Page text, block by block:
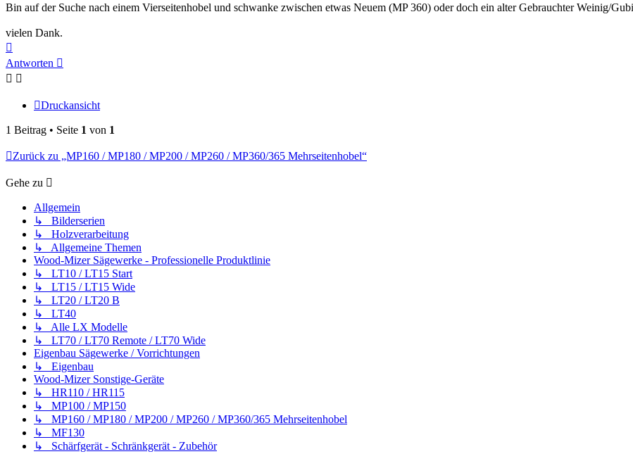
Bin auf der Suche nach einem Vierseitenhobel und schwanke zwischen etwas Neuem (MP 360) oder doch ein alter Gebrauchter Weinig/
vielen Dank.
oben
Antworten
Druckansicht
1 Beitrag • Seite 1 von 1
Zurück zu „MP160 / MP180 / MP200 / MP260 / MP360/365 Mehrseitenhobel“
Gehe zu
Allgemein
↳ Bilderserien
↳ Holzverarbeitung
↳ Allgemeine Themen
Wood-Mizer Sägewerke - Professionelle Produktlinie
↳ LT10 / LT15 Start
↳ LT15 / LT15 Wide
↳ LT20 / LT20 B
↳ LT40
↳ Alle LX Modelle
↳ LT70 / LT70 Remote / LT70 Wide
Eigenbau Sägewerke / Vorrichtungen
↳ Eigenbau
Wood-Mizer Sonstige-Geräte
↳ HR110 / HR115
↳ MP100 / MP150
↳ MP160 / MP180 / MP200 / MP260 / MP360/365 Mehrseitenhobel
↳ MF130
↳ Schärfgerät - Schränkgerät - Zubehör